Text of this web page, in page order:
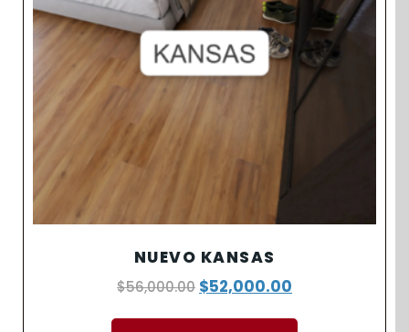
NUEVO KANSAS
$56,000.00 $52,000.00